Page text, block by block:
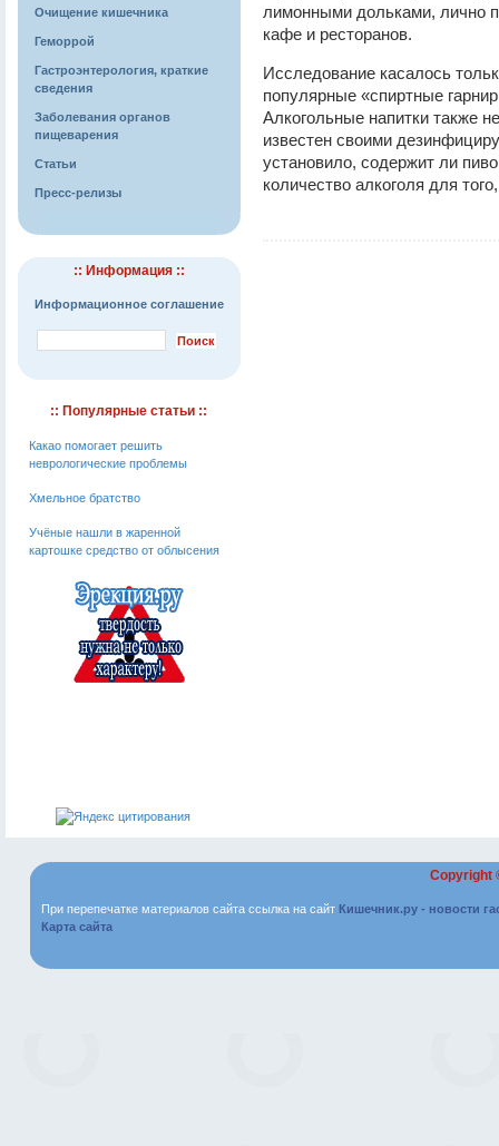
Очищение кишечника
Геморрой
Гастроэнтерология, краткие
сведения
Заболевания органов
пищеварения
Статьи
Пресс-релизы
:: Информация ::
Информационное соглашение
:: Популярные статьи ::
Какао помогает решить
неврологические проблемы
Хмельное братство
Учёные нашли в жаренной
картошке средство от облысения
лимонными дольками, лично
кафе и ресторанов.
Исследование касалось
популярные «спиртные
Алкогольные напитки также
известен своими
установило, содержит ли
количество алкоголя для
Copyright
При перепечатке материалов сайта ссылка на сайт Кишечник.ру - новости
Карта сайта